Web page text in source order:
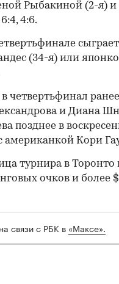
Рыбакиной (2-я) и
4:6.
(34-я) или
/ 00:00
в четвертьфинал
и Диана
позднее в
американкой Кори
турнира в Торонто
очков и более
связи с РБК в «Максе».